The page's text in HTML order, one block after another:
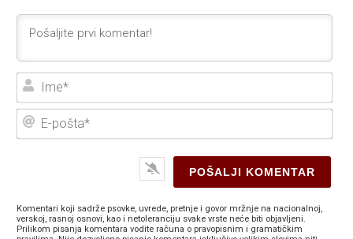
E-
Komentari koji sadrže psovke, uvrede, pretnje i govor mržnje na nacionalnoj,
verskoj, rasnoj osnovi, kao i netoleranciju svake vrste neće biti objavljeni.
Prilikom pisanja komentara vodite računa o pravopisnim i gramatičkim